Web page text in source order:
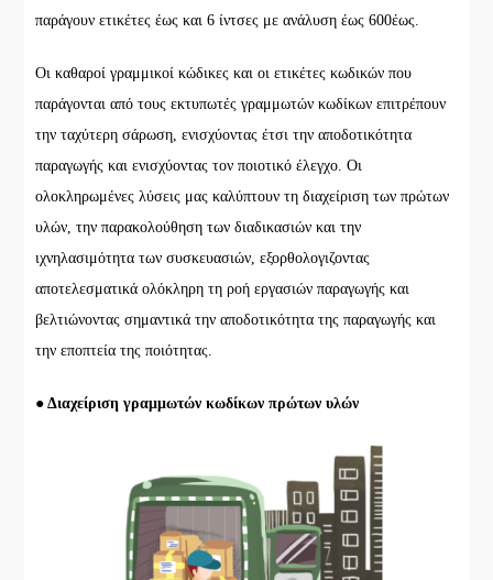
παράγουν ετικέτες έως και 6 ίντσες με ανάλυση έως 600έως.
Οι καθαροί γραμμικοί κώδικες και οι ετικέτες κωδικών που
παράγονται από τους εκτυπωτές γραμμωτών κωδίκων επιτρέπουν
την ταχύτερη σάρωση, ενισχύοντας έτσι την αποδοτικότητα
παραγωγής και ενισχύοντας τον ποιοτικό έλεγχο. Οι
ολοκληρωμένες λύσεις μας καλύπτουν τη διαχείριση των πρώτων
υλών, την παρακολούθηση των διαδικασιών και την
ιχνηλασιμότητα των συσκευασιών, εξορθολογιζοντας
αποτελεσματικά ολόκληρη τη ροή εργασιών παραγωγής και
βελτιώνοντας σημαντικά την αποδοτικότητα της παραγωγής και
την εποπτεία της ποιότητας.
● Διαχείριση γραμμωτών κωδίκων πρώτων υλών